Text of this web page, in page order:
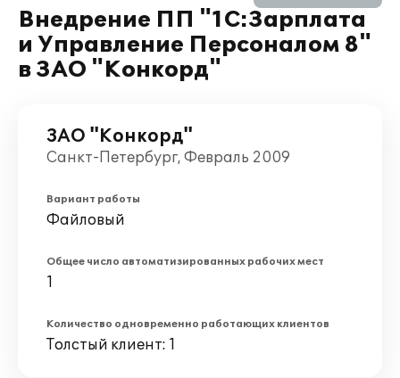
Внедрение ПП "1С:Зарплата
и Управление Персоналом 8"
в ЗАО "Конкорд"
ЗАО "Конкорд"
Санкт-Петербург, Февраль 2009
Вариант работы
Файловый
Общее число автоматизированных рабочих мест
1
Количество одновременно работающих клиентов
Толстый клиент: 1